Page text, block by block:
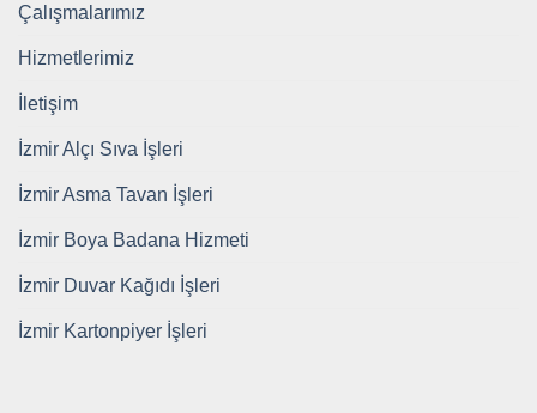
Çalışmalarımız
Hizmetlerimiz
İletişim
İzmir Alçı Sıva İşleri
İzmir Asma Tavan İşleri
İzmir Boya Badana Hizmeti
İzmir Duvar Kağıdı İşleri
İzmir Kartonpiyer İşleri